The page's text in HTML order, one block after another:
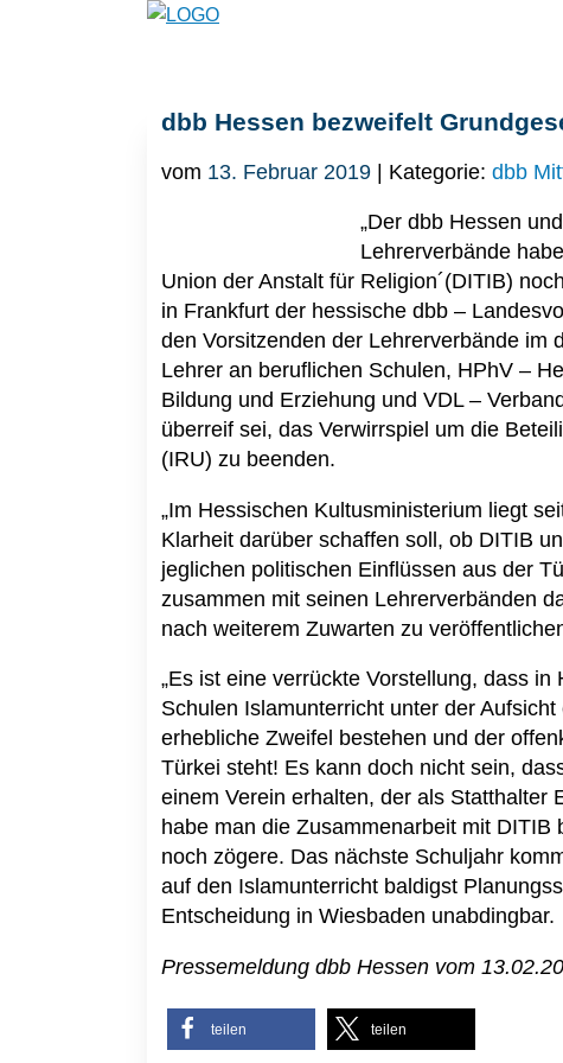
dbb Hessen bezweifelt
vom 13. Februar 2019 | Kategorie: dbb
„Der dbb Hessen
Lehrerverbände
Union der Anstalt für Religion´(DITIB)
in Frankfurt der hessische dbb –
den Vorsitzenden der Lehrerverbände im
Lehrer an beruflichen Schulen, HPhV –
Bildung und Erziehung und VDL –
überreif sei, das Verwirrspiel um die
(IRU) zu beenden.
„Im Hessischen Kultusministerium liegt
Klarheit darüber schaffen soll, ob DITIB
jeglichen politischen Einflüssen aus der
zusammen mit seinen Lehrerverbänden
nach weiterem Zuwarten zu
„Es ist eine verrückte Vorstellung, dass
Schulen Islamunterricht unter der
erhebliche Zweifel bestehen und der
Türkei steht! Es kann doch nicht sein,
einem Verein erhalten, der als Statthalter
habe man die Zusammenarbeit mit
noch zögere. Das nächste Schuljahr
auf den Islamunterricht baldigst
Entscheidung in Wiesbaden unabdingbar.
Pressemeldung dbb Hessen vom
teilen teilen